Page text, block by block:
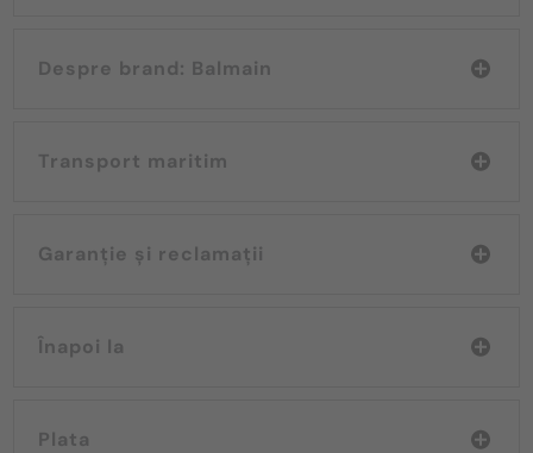
Despre brand: Balmain
Transport maritim
Garanție și reclamații
Înapoi la
Plata